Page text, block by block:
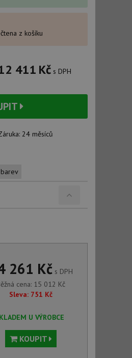
z košíku
411 Kč s DPH
24 měsíců
261 Kčs DPH
cena: 15 012 Kč
Sleva: 751 Kč
U VÝROBCE
KOUPIT